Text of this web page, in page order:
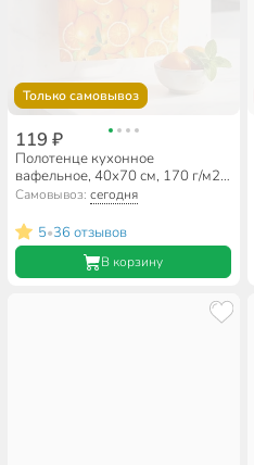
Только самовывоз
119 ₽
Полотенце кухонное
вафельное, 40х70 см, 170 г/м2,
100% хлопок, Самойловский
текстиль, Апельсины, Россия
Самовывоз:сегодня
5•36 отзывов
В корзину